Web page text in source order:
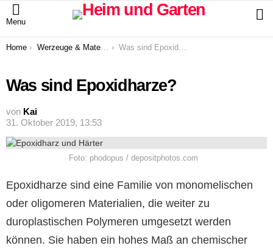
Menu
You are here:
Home Werzeuge & Materialien Was sind Epoxidharze?
Was sind Epoxidharze?
von Kai
31. Oktober 2019, 13:53
Foto: phodopus / depositphotos.com
Epoxidharze sind eine Familie von monomelischen
oder oligomeren Materialien, die weiter zu
duroplastischen Polymeren umgesetzt werden
können. Sie haben ein hohes Maß an chemischer